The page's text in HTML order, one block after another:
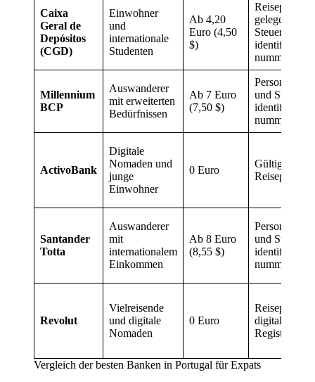
Caixa
Geral de
Depósitos
(CGD)
Einwohner
und
internationale
Studenten
Ab 4,20
Euro (4,50
$)
Reisepass
gelegentlich
Steuer-
nummer
Millennium
BCP
Auswanderer
mit erweiterten
Bedürfnissen
Ab 7 Euro
(7,50 $)
und Steuer-
nummer
ActivoBank
Digitale
Nomaden und
junge
Einwohner
0 Euro
Gültiger
Reisepass
Santander
Totta
Auswanderer
mit
internationalem
Einkommen
Ab 8 Euro
(8,55 $)
und Steuer-
nummer
Revolut
Vielreisende
und digitale
Nomaden
0 Euro
Reisepass
digitale
Registrierung
Vergleich der besten Banken in Portugal für Expats